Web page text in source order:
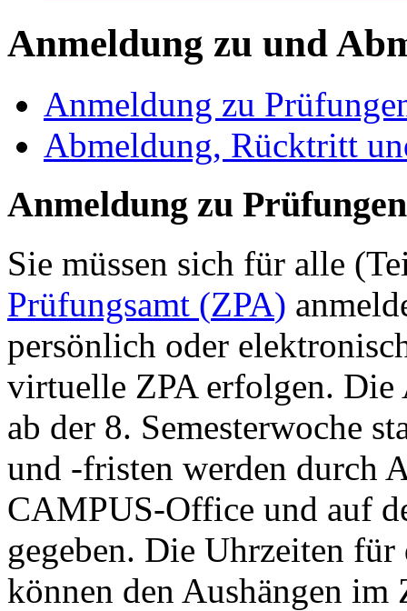
Anmeldung zu und
Anmeldung zu
Abmeldung, Rücktritt
Anmeldung zu Prüfungen
Sie müssen sich für alle
Prüfungsamt (ZPA)
persönlich oder
virtuelle ZPA erfolgen. Die
ab der 8. Semesterwoche
und -fristen werden durch
CAMPUS-Office und auf
gegeben. Die Uhrzeiten
können den Aushängen im